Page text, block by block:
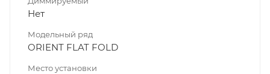
Нет
Модельный ряд
ORIENT FLAT FOLD
Место установки